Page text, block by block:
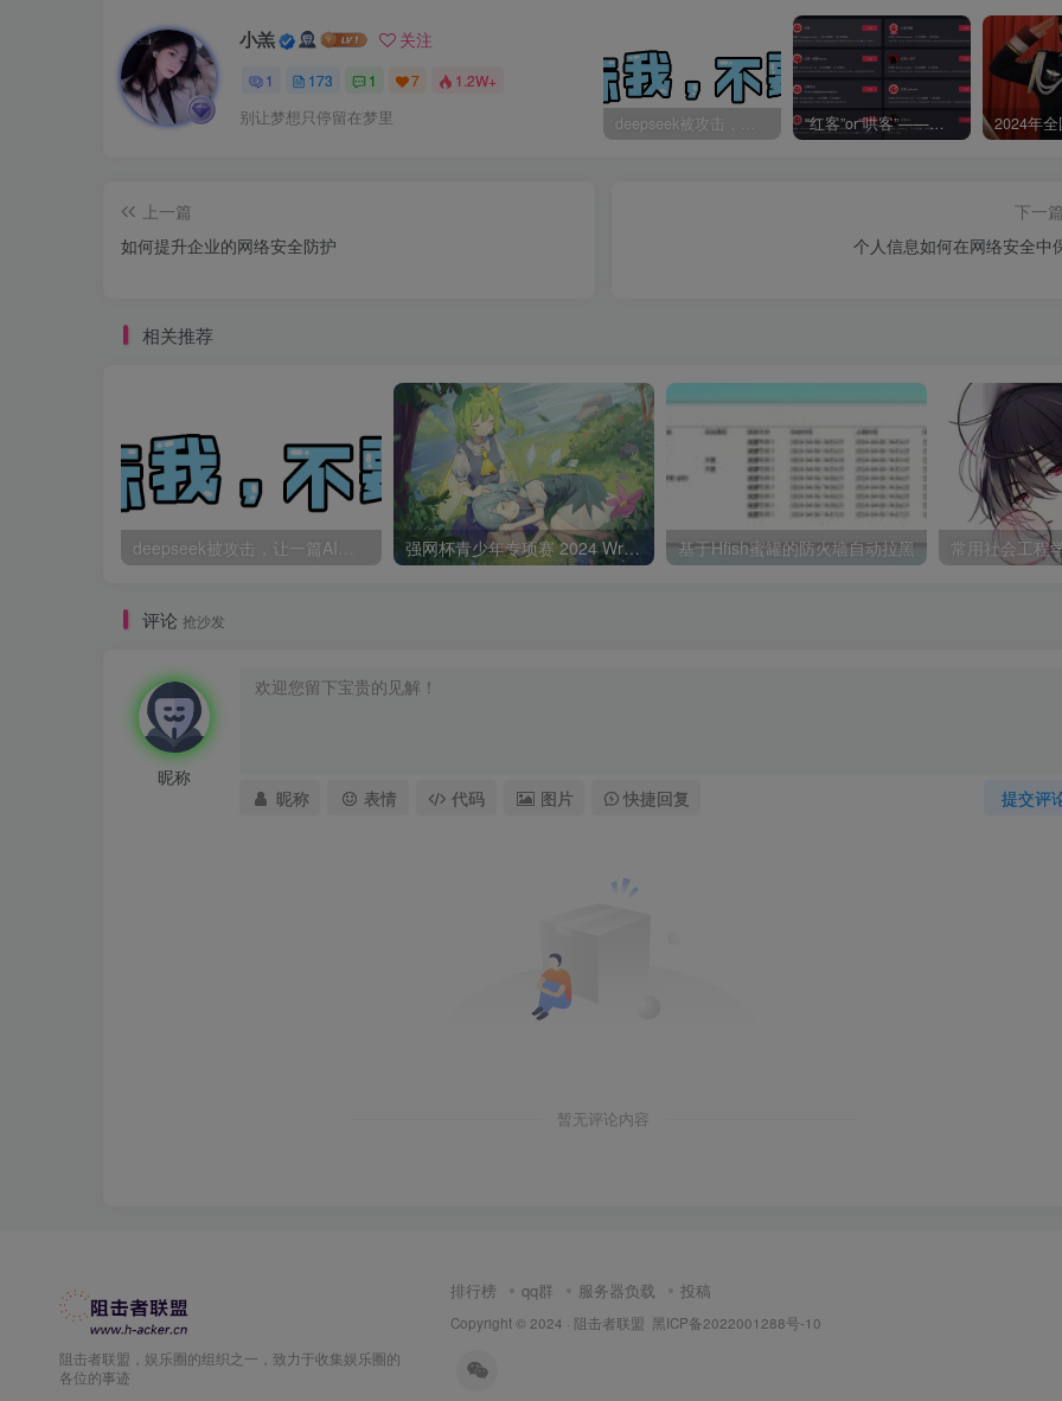
小羔 关注
1 173 1 7 1.2W+
别让梦想只停留在梦里 deepseek被攻击，让一篇AI科幻爽文全网一起“造假” “红客”or“哄客”——圈内专业技术人士锐评网红真相
上一篇
如何提升企业的网络安全防护
下一篇
个人信息如何在网络安全中
相关推荐
强网杯青少年专项赛 2024 WriteUp 基于Hfish蜜罐的防火墙自动拉黑 常用社会工程
评论 抢沙发
昵称
提交评
昵称 表情 代码 图片 快捷回复
暂无评论内容
阻击者联盟，娱乐圈的组织之一，致力于收集娱乐圈的
各位的事迹
排行榜 qq群 服务器负载 投稿
Copyright © 2024 · 阻击者联盟 黑ICP备2022001288号-10